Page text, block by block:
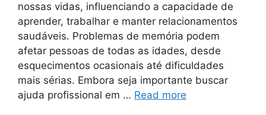
nossas vidas, influenciando a capacidade de
aprender, trabalhar e manter relacionamentos
saudáveis. Problemas de memória podem
afetar pessoas de todas as idades, desde
esquecimentos ocasionais até dificuldades
mais sérias. Embora seja importante buscar
ajuda profissional em … Read more